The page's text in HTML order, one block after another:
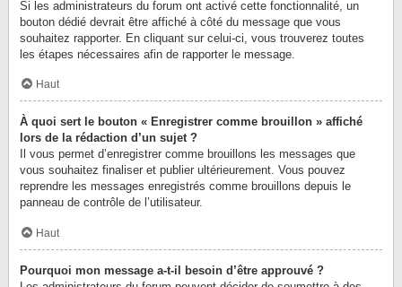
Si les administrateurs du forum ont activé cette fonctionnalité, un
bouton dédié devrait être affiché à côté du message que vous
souhaitez rapporter. En cliquant sur celui-ci, vous trouverez toutes
les étapes nécessaires afin de rapporter le message.
Haut
À quoi sert le bouton « Enregistrer comme brouillon » affiché
lors de la rédaction d’un sujet ?
Il vous permet d’enregistrer comme brouillons les messages que
vous souhaitez finaliser et publier ultérieurement. Vous pouvez
reprendre les messages enregistrés comme brouillons depuis le
panneau de contrôle de l’utilisateur.
Haut
Pourquoi mon message a-t-il besoin d’être approuvé ?